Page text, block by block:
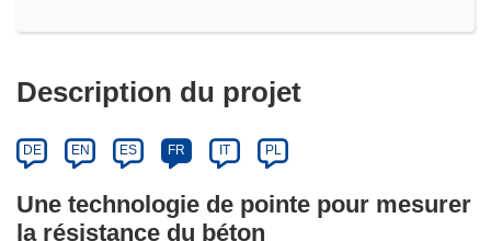
Description du projet
DE EN ES FR IT PL
Une technologie de pointe pour mesurer
la résistance du béton